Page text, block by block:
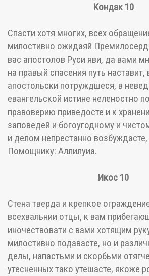
Кондак 10
Спасти хотя многих, всех
милостивно ожидаяй
вас апостолов Руси яви, да вами
на правый спасения путь
апостольски потруждшеся, в
евангельской истине неленостно
правоверию приведосте и к
заповедей и богоугодному и
и делом непрестанно
Помощнику: Аллилуиа.
Икос 10
Стена тверда и крепкое
всехвальнии отцы, к вам
иночествовати с вами хотящим
милостивно подавасте, но и
делы, напастьми и скорбьми
утесненных тако утешасте, якоже